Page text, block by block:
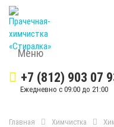
Меню
+7 (812) 903 07
Ежедневно с 09:00 до 21:00
Главная Химчистка